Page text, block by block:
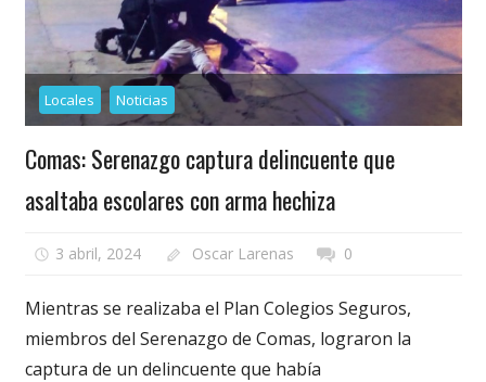
Locales Noticias
Comas: Serenazgo captura delincuente que
asaltaba escolares con arma hechiza
3 abril, 2024 Oscar Larenas 0
Mientras se realizaba el Plan Colegios Seguros,
miembros del Serenazgo de Comas, lograron la
captura de un delincuente que había